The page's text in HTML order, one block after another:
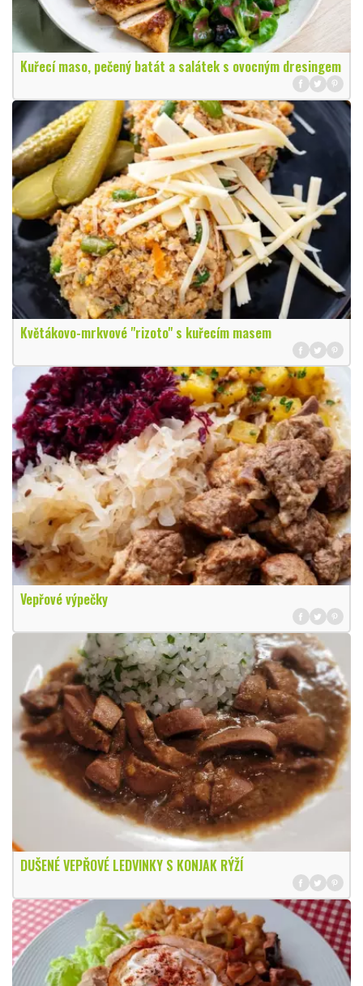
Kuřecí maso, pečený batát a salátek s ovocným dresingem
Květákovo-mrkvové "rizoto" s kuřecím masem
Vepřové výpečky
DUŠENÉ VEPŘOVÉ LEDVINKY S KONJAK RÝŽÍ